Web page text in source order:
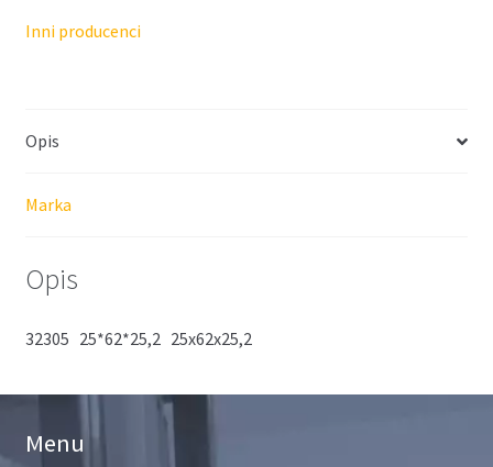
Inni producenci
Opis
Marka
Opis
32305 25*62*25,2 25x62x25,2
Menu